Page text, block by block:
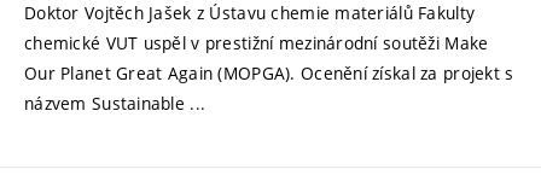
Doktor Vojtěch Jašek z Ústavu chemie materiálů Fakulty
chemické VUT uspěl v prestižní mezinárodní soutěži Make
Our Planet Great Again (MOPGA). Ocenění získal za projekt s
názvem Sustainable ...